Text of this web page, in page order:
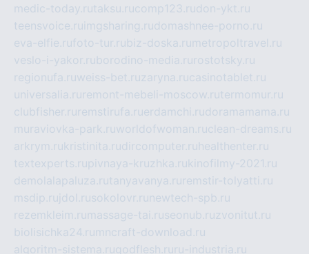
medic-today.rutaksu.rucomp123.rudon-ykt.ru
teensvoice.ru imgsharing.rudomashnee-porno.ru
eva-elfie.rufoto-tur.rubiz-doska.ru metropoltravel.ru
veslo-i-yakor.ruborodino-media.ru rostotsky.ru
regionufa.ruweiss-bet.ruzaryna.rucasinotablet.ru
universalia.ru remont-mebeli-moscow.rutermomur.ru
clubfisher.ru remstirufa.ruerdamchi.rudoramamama.ru
muraviovka-park.ruworldofwoman.ruclean-dreams.ru
arkrym.rukristinita.rudircomputer.ru healthenter.ru
textexperts.rupivnaya-kruzhka.rukinofilmy-2021.ru
demolalapaluza.rutanyavanya.ru remstir-tolyatti.ru
msdip.ru jdol.rusokolovr.ru newtech-spb.ru
rezemkleim.ru massage-tai.ruseonub.ruzvonitut.ru
biolisichka24.ru mncraft-download.ru
algoritm-sistema.rugodflesh.ru ru-industria.ru